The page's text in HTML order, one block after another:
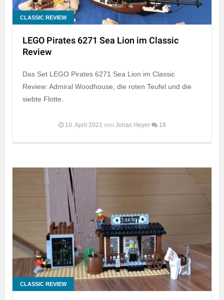
CLASSIC REVIEW
LEGO Pirates 6271 Sea Lion im Classic
Review
Das Set LEGO Pirates 6271 Sea Lion im Classic
Review: Admiral Woodhouse, die roten Teufel und die
siebte Flotte.
10. April 2021 von Jonas Heyer 18
CLASSIC REVIEW